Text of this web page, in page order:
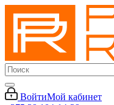
ВойтиМой кабинет